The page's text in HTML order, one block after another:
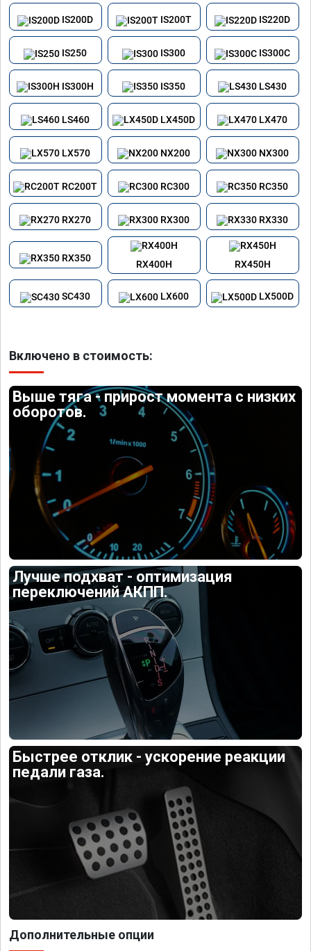
IS200D IS200T IS220D
IS250 IS300 IS300C
IS300H IS350 LS430
LS460 LX450D LX470
LX570 NX200 NX300
RC200T RC300 RC350
RX270 RX300 RX330
RX350
RX400H RX450H
SC430 LX600 LX500D
Включено в стоимость:
Выше тяга - прирост момента с низких
оборотов.
Лучше подхват - оптимизация
переключений АКПП.
Быстрее отклик - ускорение реакции
педали газа.
Дополнительные опции